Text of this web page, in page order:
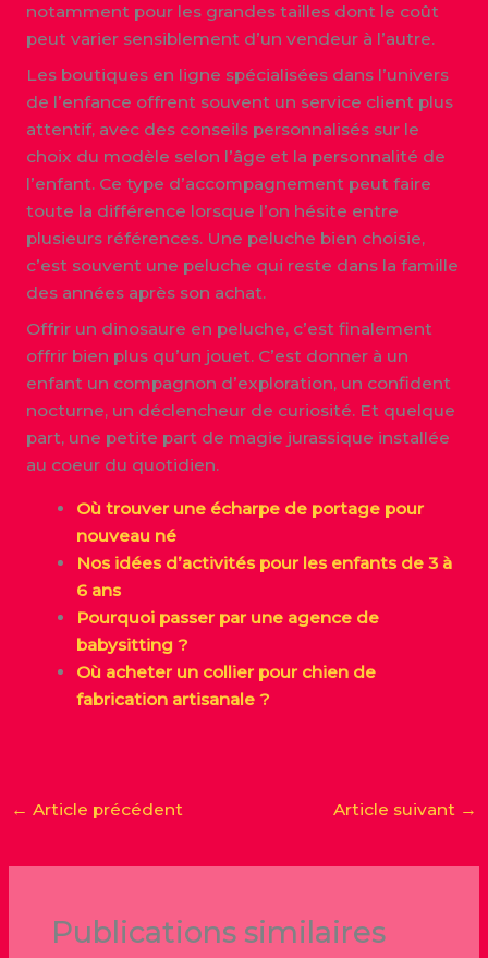
notamment pour les grandes tailles dont le coût
peut varier sensiblement d’un vendeur à l’autre.
Les boutiques en ligne spécialisées dans l’univers
de l’enfance offrent souvent un service client plus
attentif, avec des conseils personnalisés sur le
choix du modèle selon l’âge et la personnalité de
l’enfant. Ce type d’accompagnement peut faire
toute la différence lorsque l’on hésite entre
plusieurs références. Une peluche bien choisie,
c’est souvent une peluche qui reste dans la famille
des années après son achat.
Offrir un dinosaure en peluche, c’est finalement
offrir bien plus qu’un jouet. C’est donner à un
enfant un compagnon d’exploration, un confident
nocturne, un déclencheur de curiosité. Et quelque
part, une petite part de magie jurassique installée
au coeur du quotidien.
Où trouver une écharpe de portage pour
nouveau né
Nos idées d’activités pour les enfants de 3 à
6 ans
Pourquoi passer par une agence de
babysitting ?
Où acheter un collier pour chien de
fabrication artisanale ?
← Article précédent Article suivant →
Publications similaires